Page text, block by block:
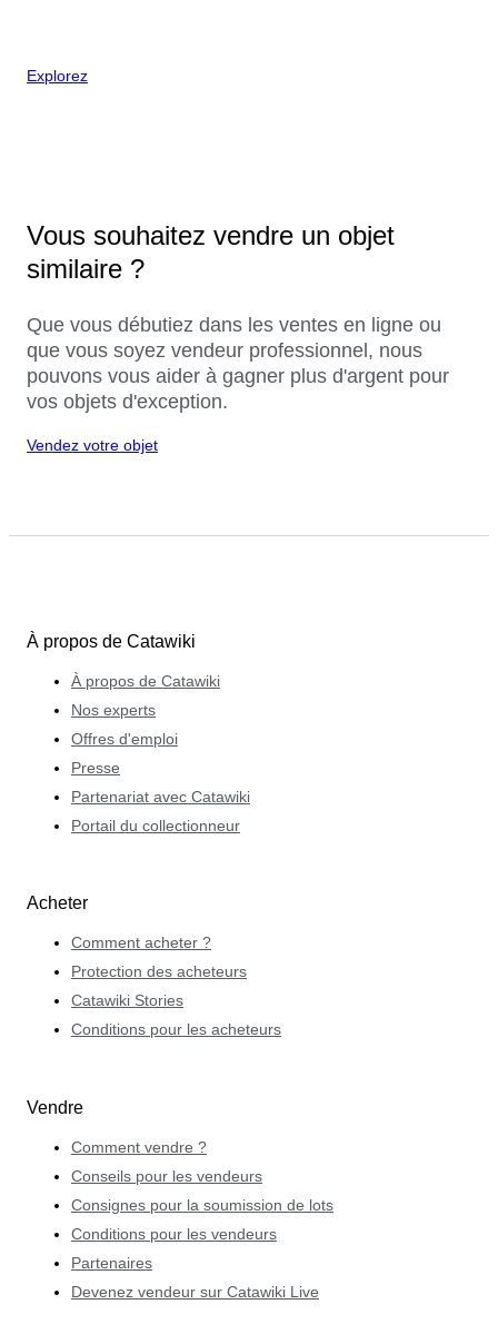
Explorez
Vous souhaitez vendre un objet
similaire ?
Que vous débutiez dans les ventes en ligne ou
que vous soyez vendeur professionnel, nous
pouvons vous aider à gagner plus d'argent pour
vos objets d'exception.
Vendez votre objet
À propos de Catawiki
À propos de Catawiki
Nos experts
Offres d'emploi
Presse
Partenariat avec Catawiki
Portail du collectionneur
Acheter
Comment acheter ?
Protection des acheteurs
Catawiki Stories
Conditions pour les acheteurs
Vendre
Comment vendre ?
Conseils pour les vendeurs
Consignes pour la soumission de lots
Conditions pour les vendeurs
Partenaires
Devenez vendeur sur Catawiki Live